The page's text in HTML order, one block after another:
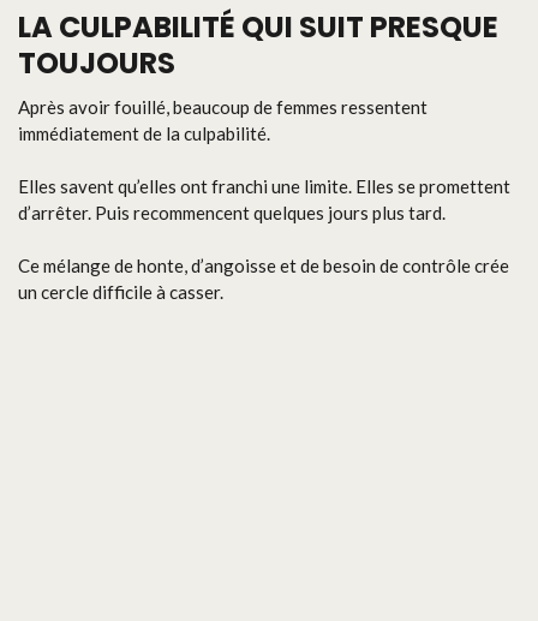
LA CULPABILITÉ QUI SUIT PRESQUE
TOUJOURS
Après avoir fouillé, beaucoup de femmes ressentent
immédiatement de la culpabilité.
Elles savent qu’elles ont franchi une limite. Elles se promettent
d’arrêter. Puis recommencent quelques jours plus tard.
Ce mélange de honte, d’angoisse et de besoin de contrôle crée
un cercle difficile à casser.